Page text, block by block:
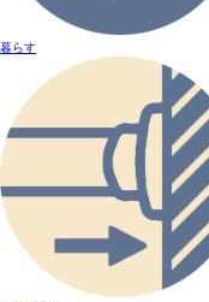
暮らす